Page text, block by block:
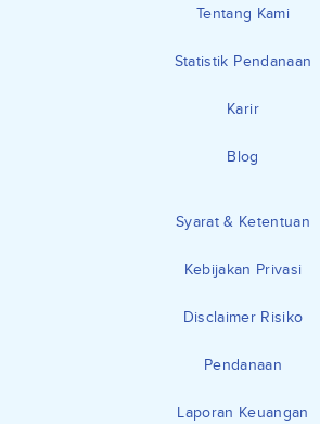
Tentang Kami
Statistik Pendanaan
Karir
Blog
Syarat & Ketentuan
Kebijakan Privasi
Disclaimer Risiko
Pendanaan
Laporan Keuangan